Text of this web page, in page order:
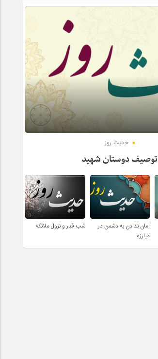
حدیث روز
توصیف دوستان شهید
امان ندادن به دشمن در
مبارزه
شب قدر و نزول ملائکه